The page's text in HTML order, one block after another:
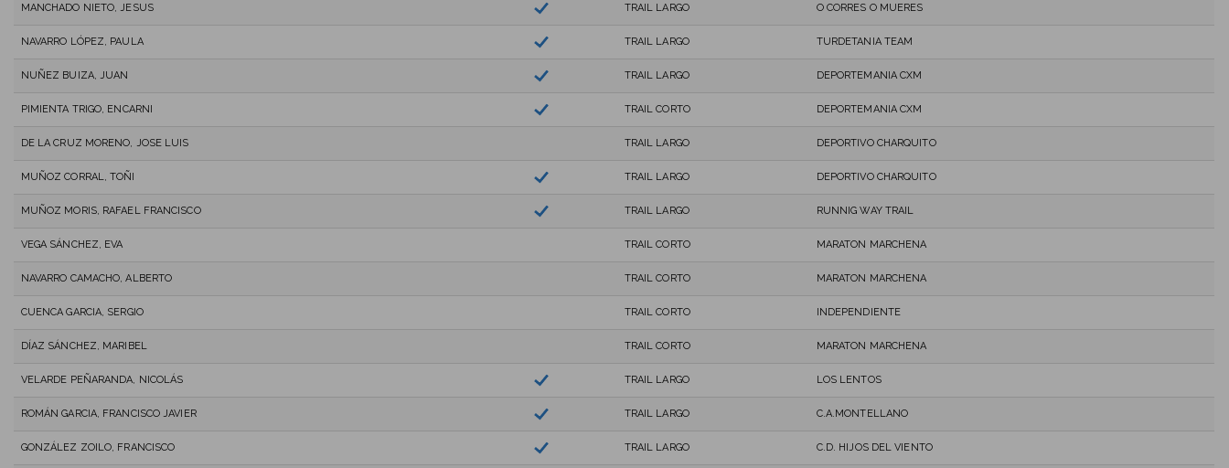
MANCHADO NIETO, JESUS TRAIL LARGO O CORRES O MUERES
NAVARRO LÓPEZ, PAULA TRAIL LARGO TURDETANIA TEAM
NUÑEZ BUIZA, JUAN TRAIL LARGO DEPORTEMANIA CXM
PIMIENTA TRIGO, ENCARNI TRAIL CORTO DEPORTEMANIA CXM
DE LA CRUZ MORENO, JOSE LUIS TRAIL LARGO DEPORTIVO CHARQUITO
MUÑOZ CORRAL, TOÑI TRAIL LARGO DEPORTIVO CHARQUITO
MUÑOZ MORIS, RAFAEL FRANCISCO TRAIL LARGO RUNNIG WAY TRAIL
VEGA SÁNCHEZ, EVA TRAIL CORTO MARATON MARCHENA
NAVARRO CAMACHO, ALBERTO TRAIL CORTO MARATON MARCHENA
CUENCA GARCIA, SERGIO TRAIL CORTO INDEPENDIENTE
DÍAZ SÁNCHEZ, MARIBEL TRAIL CORTO MARATON MARCHENA
VELARDE PEÑARANDA, NICOLÁS TRAIL LARGO LOS LENTOS
ROMÁN GARCIA, FRANCISCO JAVIER TRAIL LARGO C.A.MONTELLANO
GONZÁLEZ ZOILO, FRANCISCO TRAIL LARGO C.D. HIJOS DEL VIENTO